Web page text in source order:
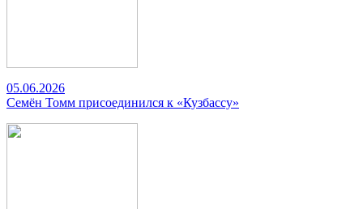
05.06.2026
Семён Томм присоединился к «Кузбассу»